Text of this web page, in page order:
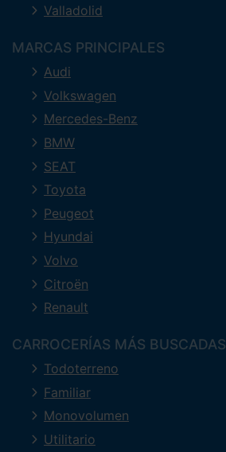
Valladolid
MARCAS PRINCIPALES
Audi
Volkswagen
Mercedes-Benz
BMW
SEAT
Toyota
Peugeot
Hyundai
Volvo
Citroën
Renault
CARROCERÍAS MÁS BUSCADAS
Todoterreno
Familiar
Monovolumen
Utilitario